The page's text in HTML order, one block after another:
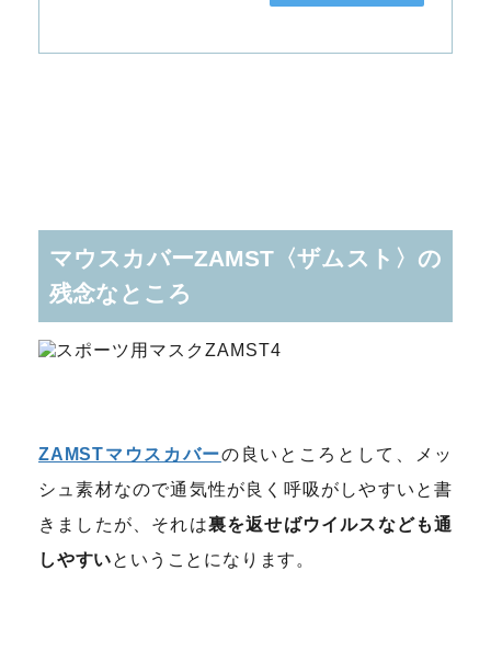
マウスカバーZAMST〈ザムスト〉の
残念なところ
ZAMSTマウスカバーの良いところとして、メッ
シュ素材なので通気性が良く呼吸がしやすいと書
きましたが、それは裏を返せばウイルスなども通
しやすいということになります。